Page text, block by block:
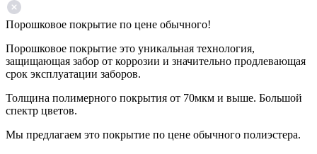
Порошковое покрытие по цене обычного!
Порошковое покрытие это уникальная технология,
защищающая забор от коррозии и значительно продлевающая
срок эксплуатации заборов.
Толщина полимерного покрытия от 70мкм и выше. Большой
спектр цветов.
Мы предлагаем это покрытие по цене обычного полиэстера.